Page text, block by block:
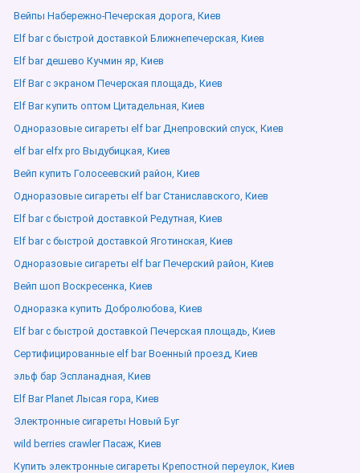
Вейпы Набережно-Печерская дорога, Киев
Elf bar с быстрой доставкой Ближнепечерская, Киев
Elf bar дешево Кучмин яр, Киев
Elf Bar с экраном Печерская площадь, Киев
Elf Bar купить оптом Цитадельная, Киев
Одноразовые сигареты elf bar Днепровский спуск, Киев
elf bar elfx pro Выдубицкая, Киев
Вейп купить Голосеевский район, Киев
Одноразовые сигареты elf bar Станиславского, Киев
Elf bar с быстрой доставкой Редутная, Киев
Elf bar с быстрой доставкой Яготинская, Киев
Одноразовые сигареты elf bar Печерский район, Киев
Вейп шоп Воскресенка, Киев
Одноразка купить Добролюбова, Киев
Elf bar с быстрой доставкой Печерская площадь, Киев
Сертифицированные elf bar Военный проезд, Киев
эльф бар Эспланадная, Киев
Elf Bar Planet Лысая гора, Киев
Электронные сигареты Новый Буг
wild berries crawler Пасаж, Киев
Купить электронные сигареты Крепостной переулок, Киев